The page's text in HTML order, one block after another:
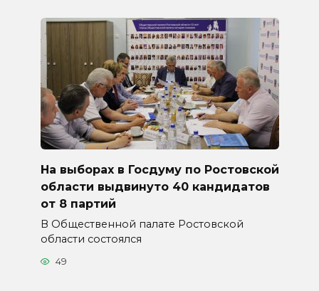
На выборах в Госдуму по Ростовской
области выдвинуто 40 кандидатов
от 8 партий
В Общественной палате Ростовской
области состоялся
49